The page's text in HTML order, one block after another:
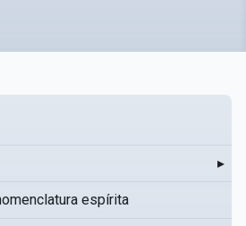
▸
espírita